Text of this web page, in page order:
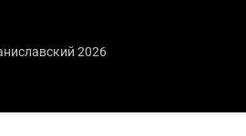
2026